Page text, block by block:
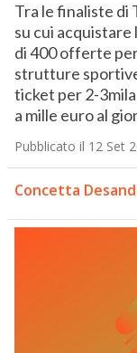
Tra le finaliste di
su cui
di 400 offerte
strutture
ticket per 2-
a mille euro al
Pubblicato il 12 Set
Concetta